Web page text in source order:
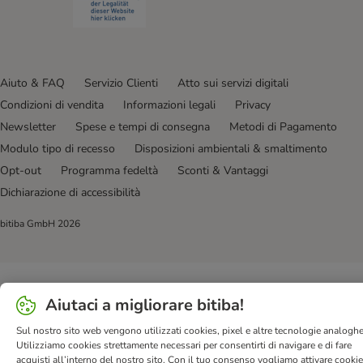
Aiuto & FAQ Servizio Clienti
Atto sui servizi digitali
Condizioni di vendita
Informazioni legali
Privacy
Newsletter
Spese e tempi di consegna
Metodi di Pagamento
Modulo tipo di recesso
Disposizioni ambientali & smaltimento
Opt-out
Programma fedeltà
Sconti & Vantaggi
Dichiarazione di accessibilità
bitiba GmbH 2026
Aiutaci a migliorare bitiba!
Sul nostro sito web vengono utilizzati cookies, pixel e altre tecnologie
Utilizziamo cookies strettamente necessari per consentirti di navigare e di fare
acquisti all’interno del nostro sito. Con il tuo consenso vogliamo attivare